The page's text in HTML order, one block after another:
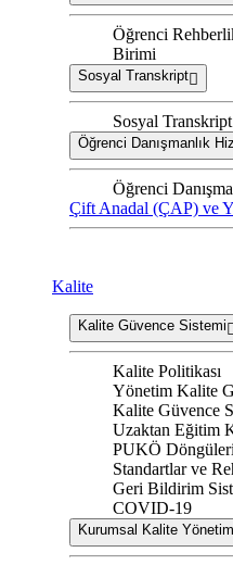
Öğrenci
Birimi
Sosyal Transkript
Sosyal Transkript
Öğrenci Danışmanlık
Öğrenci
Çift Anadal (ÇAP) ve
Kalite
Kalite Güvence Sistemi
Kalite Politikası
Yönetim Kalite
Kalite Güvence
Uzaktan Eğitim
PUKÖ Döngüleri
Standartlar ve
Geri Bildirim
COVID-19
Kurumsal Kalite